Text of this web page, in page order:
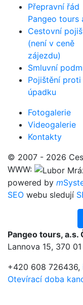
Přepravní řád
Pangeo tours
Cestovní
(není v ceně
zájezdu)
Smluvní
Pojištění proti
úpadku
Fotogalerie
Videogalerie
Kontakty
© 2007 - 2026
WWW:
powered by m
SEO webu sledují
Pangeo tours, a.s.
Lannova 15, 370
+420 608 726436,
Otevírací doba